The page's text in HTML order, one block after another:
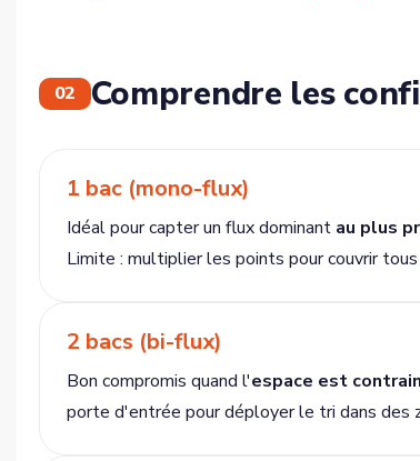
02 Comprendre les
1 bac (mono-flux)
Idéal pour capter un flux dominant au plus
Limite : multiplier les points pour couvrir
2 bacs (bi-flux)
Bon compromis quand l'espace est
porte d'entrée pour déployer le tri dans des